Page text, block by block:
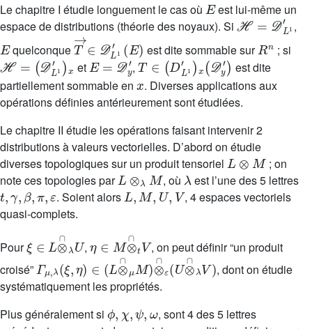
Le chapitre I étudie longuement le cas où
est lui-même un
espace de distributions (théorie des noyaux). Si
ℋ=𝒟L1′
,
quelconque
T→ 𝒟 L
(E
est dite sommable sur ; si
ℋ=(𝒟L1′)x
et
E =𝒟y ′
,
T ∈(DL1′)x(𝒟y′)
est dite
partiellement sommable en
x
. Diverses applications aux
opérations définies antérieurement sont étudiées.
Le chapitre II étudie les opérations faisant intervenir 2
distributions à valeurs vectorielles. D’abord on étudie
diverses topologiques sur un produit tensoriel
L⊗M
; on
note ces topologies par
L ⊗λM
, où
λ
est l’une des 5 lettres
t,γ,β,π,ε
. Soient alors
L,M,U,V
, 4 espaces vectoriels
quasi-complets.
Pour
⊗∩
,
⊗∩
, on peut définir “un produit
croisé”
Γ λ(ξ η ∈( ⊗∩μ M) ⊗∩ ε( ⊗
, dont on étudie
systématiquement les propriétés.
Plus généralement si
, sont 4 des 5 lettres